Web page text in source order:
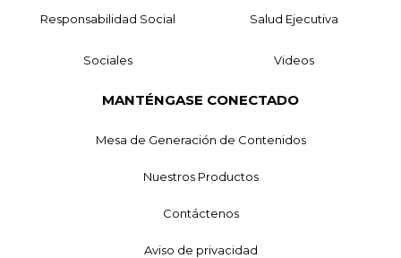
Responsabilidad Social Salud Ejecutiva
Sociales Videos
MANTÉNGASE CONECTADO
Mesa de Generación de Contenidos
Nuestros Productos
Contáctenos
Aviso de privacidad